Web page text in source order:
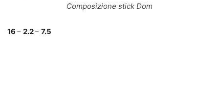
Composizione stick Dom
16 – 2.2– 7.5